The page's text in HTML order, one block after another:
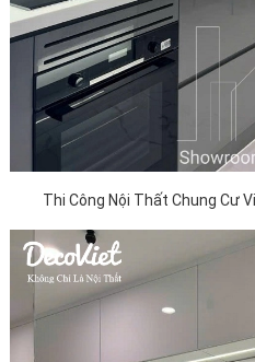
Thi Công Nội Thất Chung Cư